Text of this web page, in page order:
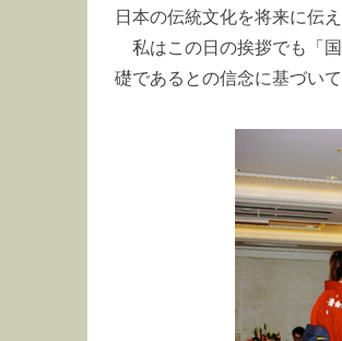
日本の伝統文化を将来に伝
私はこの日の挨拶でも「
礎であるとの信念に基づい